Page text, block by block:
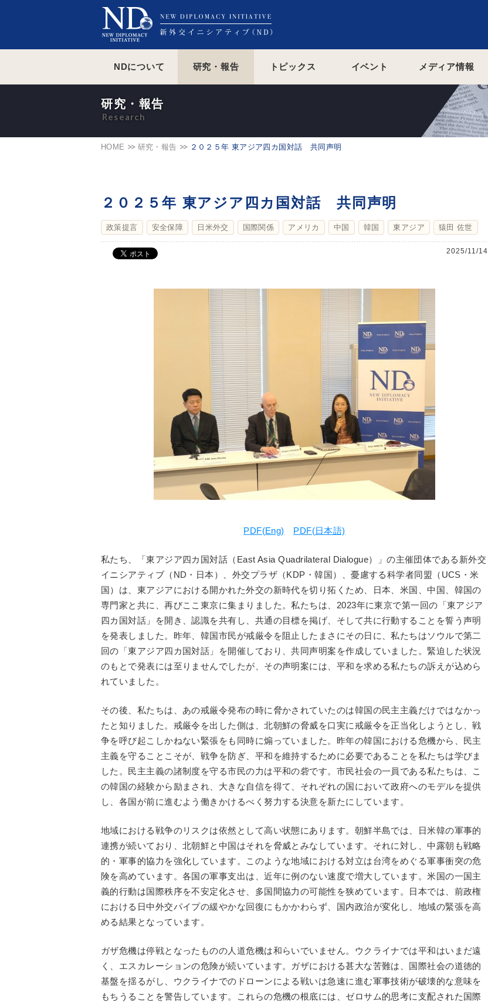
NDについて 研究・報告 トピックス イベント メディア情報
HOME 研究・報告 ２０２５年 東アジア四カ国対話 共同声明
研究・報告
２０２５年 東アジア四カ国対話 共同声明
政策提言 安全保障 日米外交 国際関係 アメリカ 中国 韓国 東アジア 猿田 佐世
2025/11/14
PDF(Eng) PDF(日本語)
私たち、「東アジア四カ国対話（East Asia Quadrilateral Dialogue）」の主催団体である新外交
イニシアティブ（ND・日本）、外交プラザ（KDP・韓国）、憂慮する科学者同盟（UCS・米
国）は、東アジアにおける開かれた外交の新時代を切り拓くため、日本、米国、中国、韓国の
専門家と共に、再びここ東京に集まりました。私たちは、2023年に東京で第一回の「東アジア
四カ国対話」を開き、認識を共有し、共通の目標を掲げ、そして共に行動することを誓う声明
を発表しました。昨年、韓国市民が戒厳令を阻止したまさにその日に、私たちはソウルで第二
回の「東アジア四カ国対話」を開催しており、共同声明案を作成していました。緊迫した状況
のもとで発表には至りませんでしたが、その声明案には、平和を求める私たちの訴えが込めら
れていました。
その後、私たちは、あの戒厳令発布の時に脅かされていたのは韓国の民主主義だけではなかっ
たと知りました。戒厳令を出した側は、北朝鮮の脅威を口実に戒厳令を正当化しようとし、戦
争を呼び起こしかねない緊張をも同時に煽っていました。昨年の韓国における危機から、民主
主義を守ることこそが、戦争を防ぎ、平和を維持するために必要であることを私たちは学びま
した。民主主義の諸制度を守る市民の力は平和の砦です。市民社会の一員である私たちは、こ
の韓国の経験から励まされ、大きな自信を得て、それぞれの国において政府へのモデルを提供
し、各国が前に進むよう働きかけるべく努力する決意を新たにしています。
地域における戦争のリスクは依然として高い状態にあります。朝鮮半島では、日米韓の軍事的
連携が続いており、北朝鮮と中国はそれを脅威とみなしています。それに対し、中露朝も戦略
的・軍事的協力を強化しています。このような地域における対立は台湾をめぐる軍事衝突の危
険を高めています。各国の軍事支出は、近年に例のない速度で増大しています。米国の一国主
義的行動は国際秩序を不安定化させ、多国間協力の可能性を狭めています。日本では、前政権
における日中外交パイプの緩やかな回復にもかかわらず、国内政治が変化し、地域の緊張を高
める結果となっています。
ガザ危機は停戦となったものの人道危機は和らいでいません。ウクライナでは平和はいまだ遠
く、エスカレーションの危険が続いています。ガザにおける甚大な苦難は、国際社会の道徳的
基盤を揺るがし、ウクライナでのドローンによる戦いは急速に進む軍事技術が破壊的な意味を
もちうることを警告しています。これらの危機の根底には、ゼロサム的思考に支配された国際